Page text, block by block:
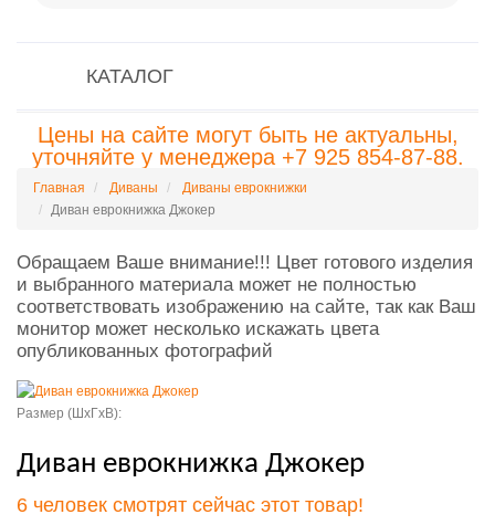
КАТАЛОГ
Цены на сайте могут быть не актуальны,
уточняйте у менеджера +7 925 854-87-88.
Главная Диваны
Диваны еврокнижки
Диван еврокнижка Джокер
Обращаем Ваше внимание!!! Цвет готового изделия
и выбранного материала может не полностью
соответствовать изображению на сайте, так как Ваш
монитор может несколько искажать цвета
опубликованных фотографий
Размер (ШxГxВ):
Диван еврокнижка Джокер
6 человек смотрят сейчас этот товар!